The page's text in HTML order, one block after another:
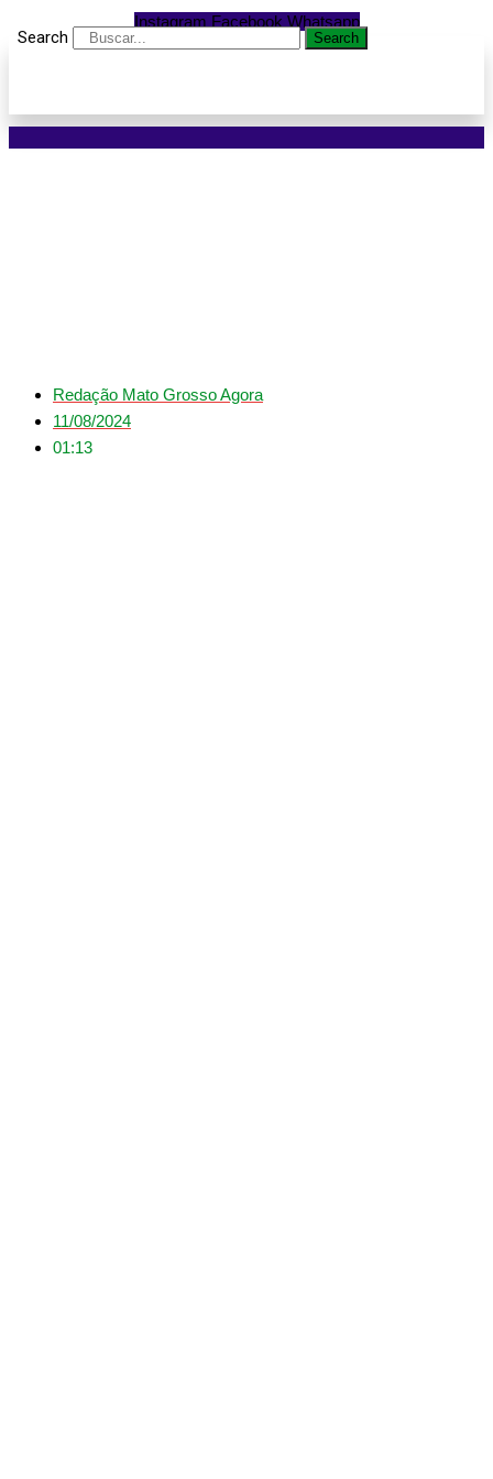
Instagram Facebook Whatsapp
Search Search
Redação Mato Grosso Agora
11/08/2024
01:13